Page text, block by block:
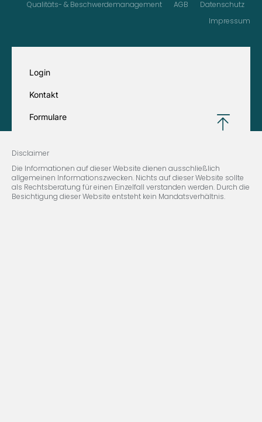
Qualitäts- & Beschwerdemanagement
AGB
Datenschutz
Impressum
Login
Kontakt
Formulare
Disclaimer
Die Informationen auf dieser Website dienen ausschließlich
allgemeinen Informationszwecken. Nichts auf dieser Website sollte
als Rechtsberatung für einen Einzelfall verstanden werden. Durch die
Besichtigung dieser Website entsteht kein Mandatsverhältnis.